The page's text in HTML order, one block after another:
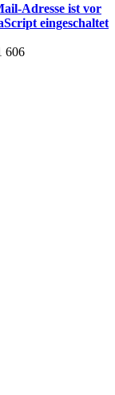
Adresse ist vor
eingeschaltet
606